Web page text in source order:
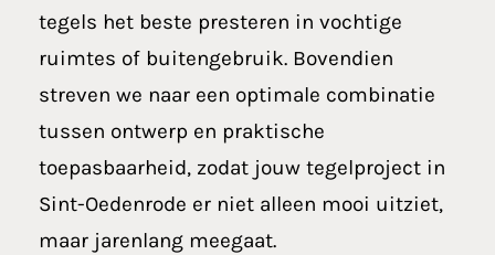
tegels het beste presteren in vochtige
ruimtes of buitengebruik. Bovendien
streven we naar een optimale combinatie
tussen ontwerp en praktische
toepasbaarheid, zodat jouw tegelproject in
Sint-Oedenrode er niet alleen mooi uitziet,
maar jarenlang meegaat.